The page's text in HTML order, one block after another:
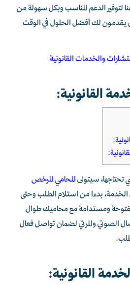
لتوفير الدعم المناسب وبكل سهولة من
لك أفضل الحلول في الوقت
والخدمات القانونية
القانونية:
تحتاجها، سيتولىالمحامي المرخص
بدءا من استلام الطلب وحتى
ومستدامة مع محاميك طوال
الصوتي والمرئي لضمان تواصل فعال
القانونية: